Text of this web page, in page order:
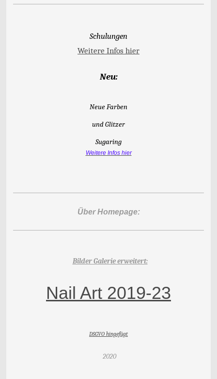
Schulungen
Weitere Infos hier
Neu:
Neue Farben
und Glitzer
Sugaring
Weitere Infos hier
Über Homepage:
Bilder Galerie erweitert:
Nail Art 2019-23
DSGVO hingefügt
2020